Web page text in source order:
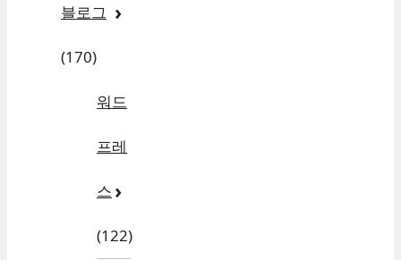
블로그
(170)
워드
프레
스
(122)